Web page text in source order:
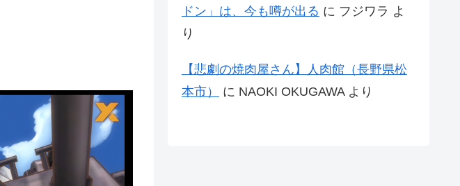
ドン」は、今も噂が出る に フジワラ よ
り
【悲劇の焼肉屋さん】人肉館（長野県松
本市）
に NAOKI OKUGAWAより